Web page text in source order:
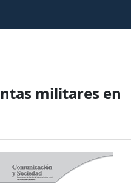
militares en